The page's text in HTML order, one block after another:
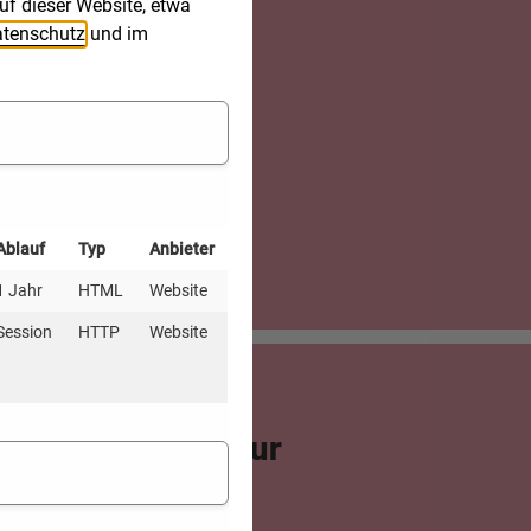
Fragen (FAQ) zur
dieser Website, etwa
und im
Typ Anbieter
Jahr HTML Website
HTTP Website